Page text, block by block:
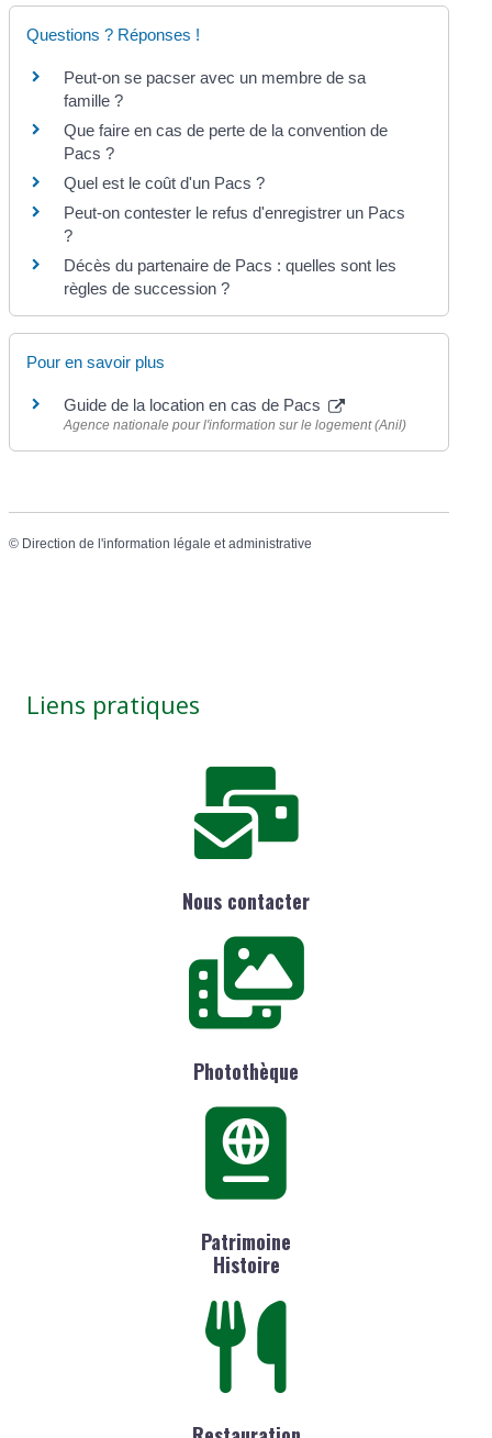
Questions ? Réponses !
Peut-on se pacser avec un membre de sa
famille ?
Que faire en cas de perte de la convention de
Pacs ?
Quel est le coût d'un Pacs ?
Peut-on contester le refus d'enregistrer un Pacs
?
Décès du partenaire de Pacs : quelles sont les
règles de succession ?
Pour en savoir plus
Guide de la location en cas de Pacs
Agence nationale pour l'information sur le logement (Anil)
© Direction de l'information légale et administrative
Liens pratiques
Nous contacter
Photothèque
Patrimoine
Histoire